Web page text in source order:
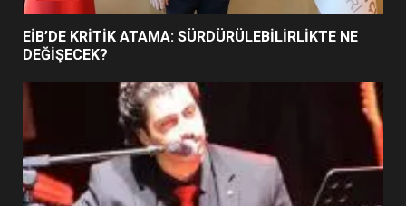
BURHANİYE BELEDİYESPOR’DA
YENİ YÖNETİM NASIL
EİB’DE KRİTİK ATAMA: SÜRDÜRÜLEBİLİRLİKTE NE
DEĞİŞECEK?